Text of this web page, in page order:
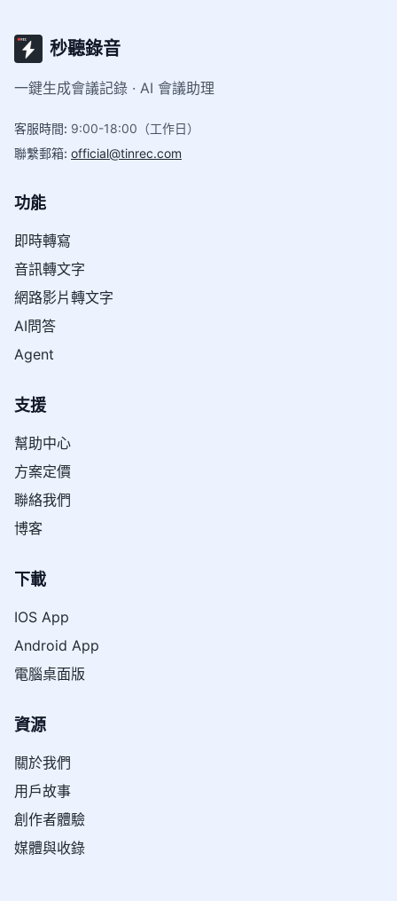
秒聽錄音
一鍵生成會議記錄 · AI 會議助理
客服時間: 9:00-18:00（工作日）
聯繫郵箱: official@tinrec.com
功能
即時轉寫
音訊轉文字
網路影片轉文字
AI問答
Agent
支援
幫助中心
方案定價
聯絡我們
博客
下載
IOS App
Android App
電腦桌面版
資源
關於我們
用戶故事
創作者體驗
媒體與收錄